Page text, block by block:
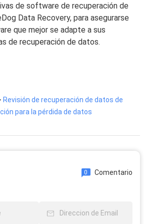
de software de recuperación de
Data Recovery, para asegurarse
que mejor se adapte a sus
de recuperación de datos.
Revisión de recuperación de datos de
para la pérdida de datos
0 Comentario